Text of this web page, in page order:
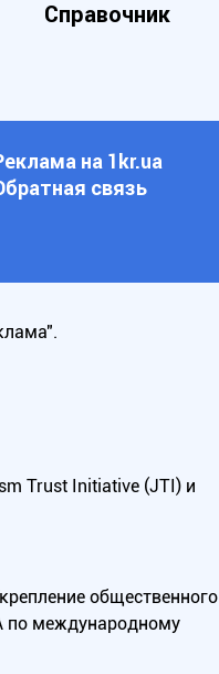
Справочник
на 1kr.ua
связь
Trust Initiative (JTI) и
общественного
по международному